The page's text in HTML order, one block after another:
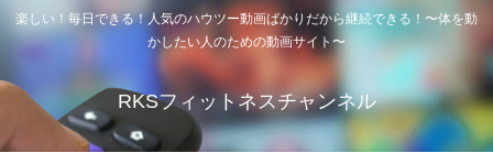
楽しい！毎日できる！人気のハウツー動画ばかりだから継続できる！〜体を動
かしたい人のための動画サイト〜
RKSフィットネスチャンネル